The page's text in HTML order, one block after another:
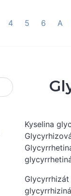
4 5 6 A
Kyselina